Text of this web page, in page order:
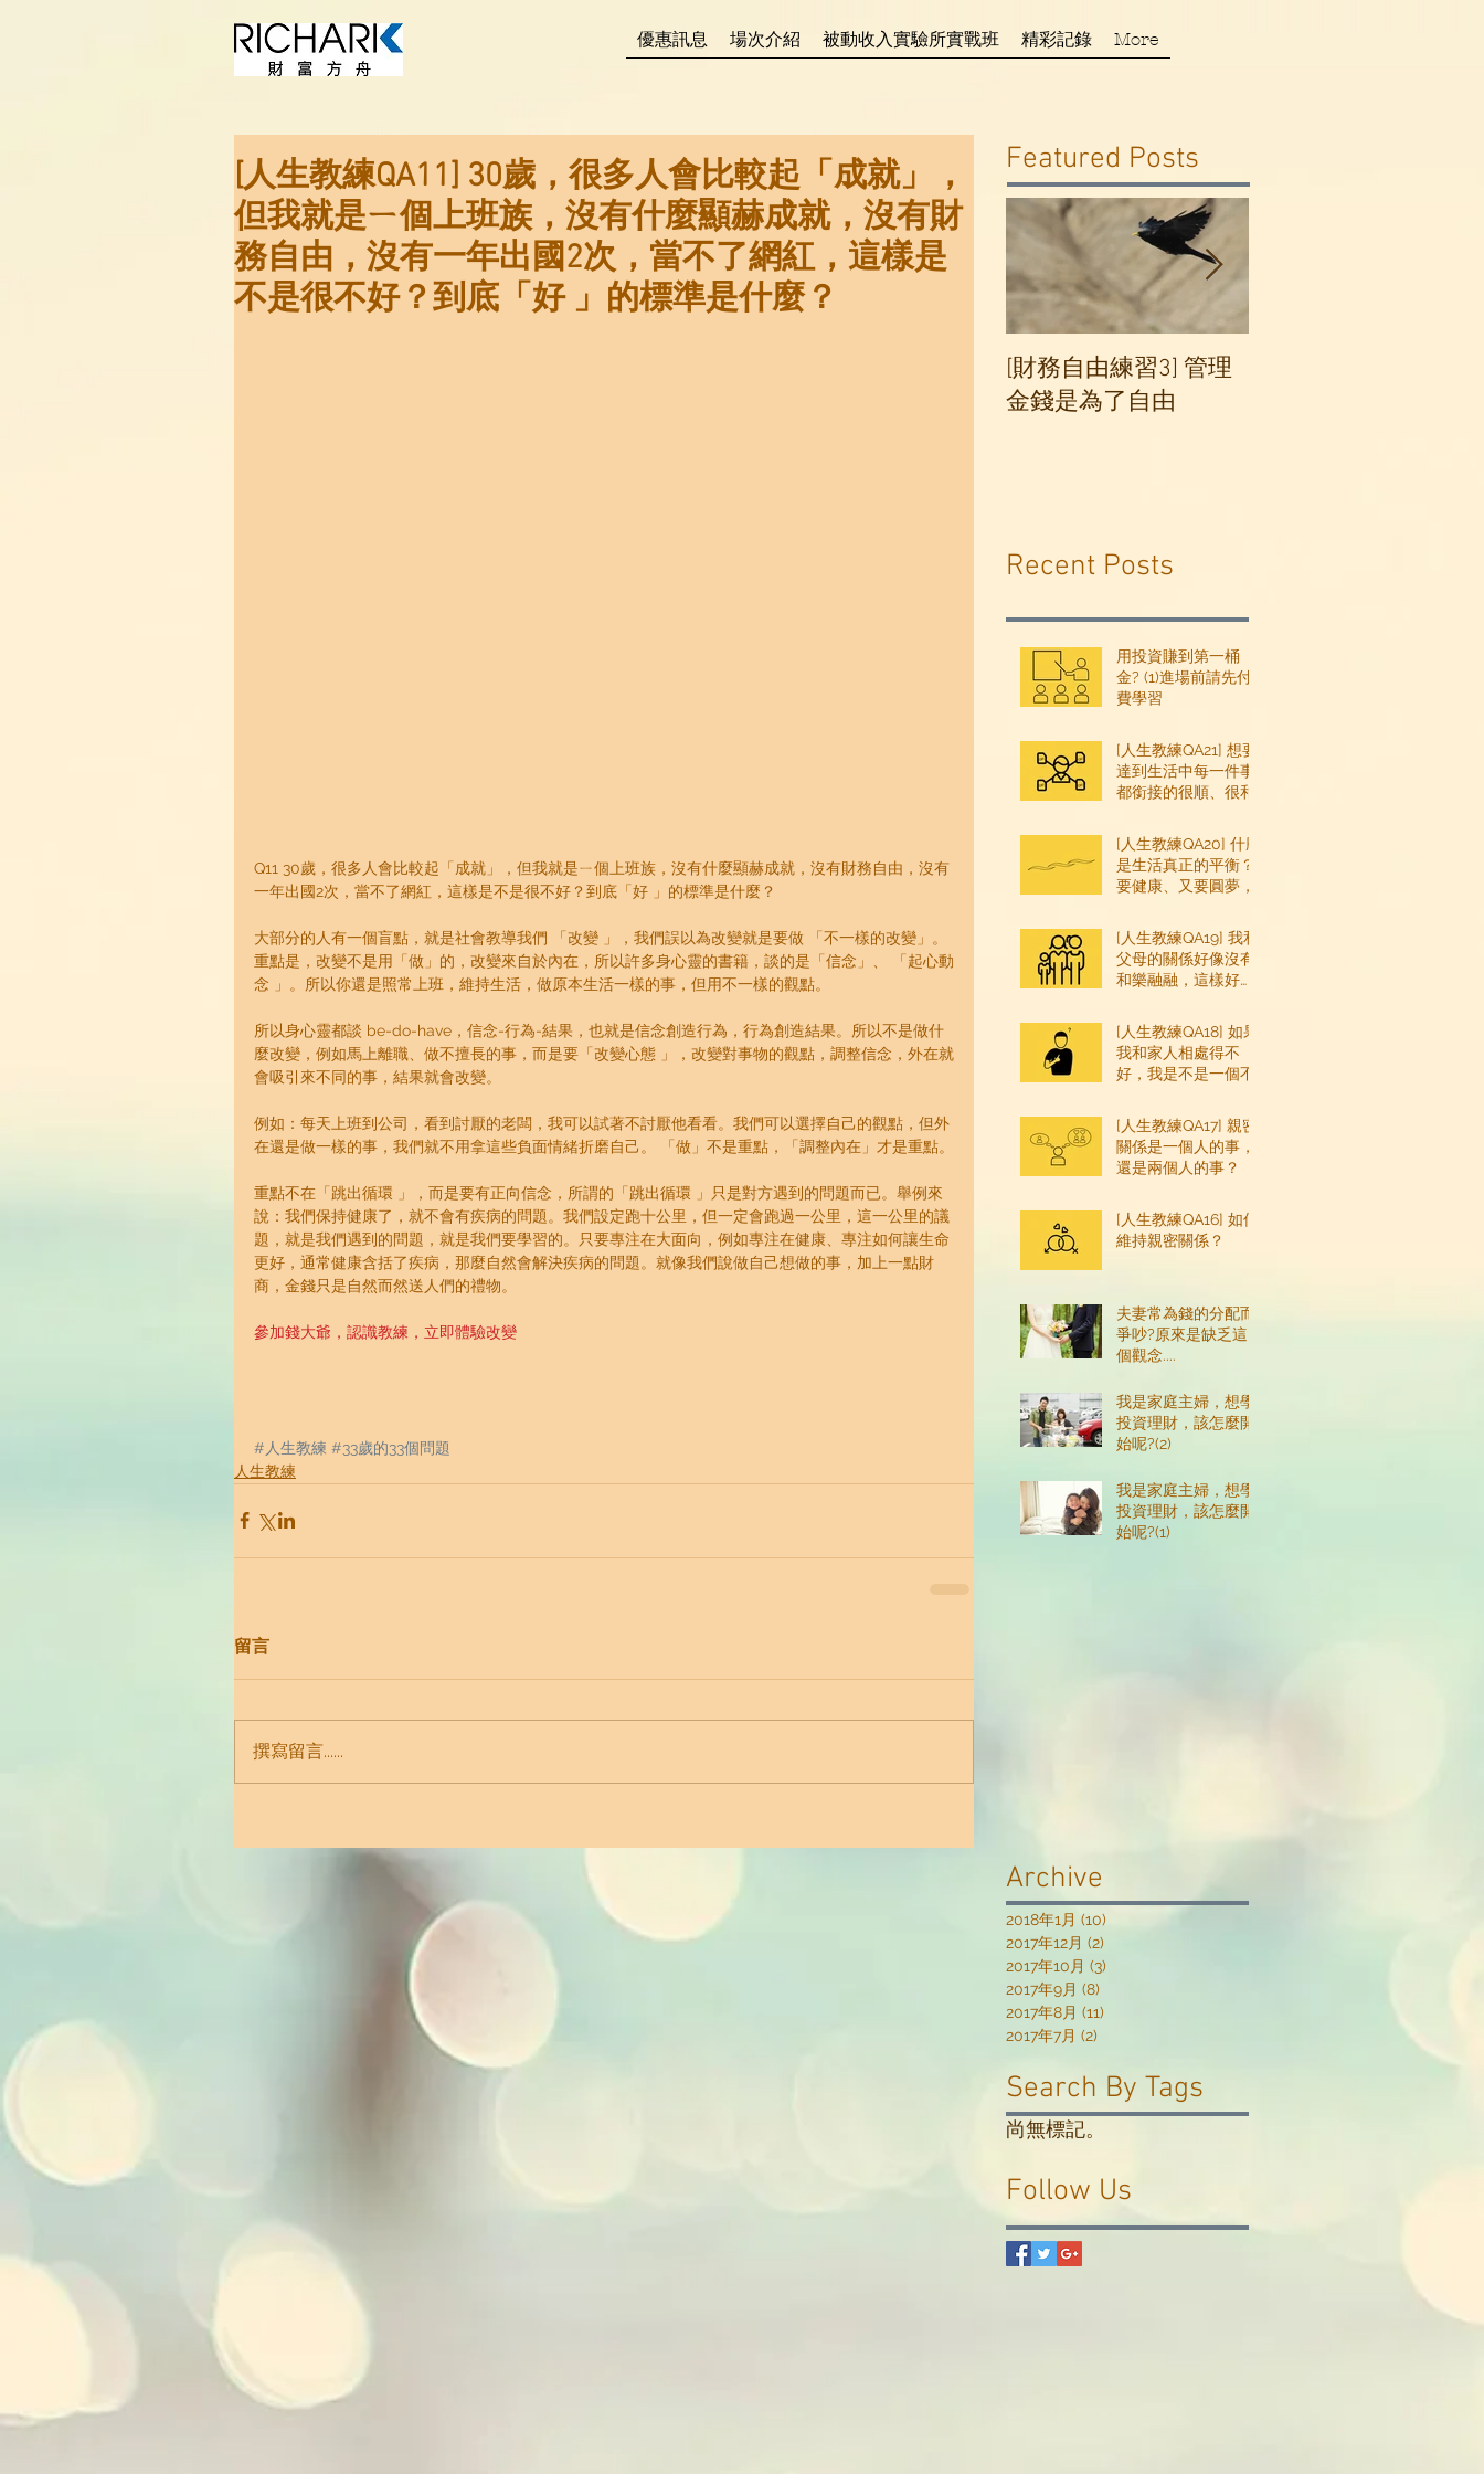
優惠訊息 場次介紹 被動收入實驗所實戰班 精彩記錄 More
[人生教練QA11] 30歲，很多人會比較起「成就」，
但我就是ㄧ個上班族，沒有什麼顯赫成就，沒有財
務自由，沒有一年出國2次，當不了網紅，這樣是
不是很不好？到底「好 」的標準是什麼？
Q11 30歲，很多人會比較起「成就」，但我就是ㄧ個上班族，沒有什麼顯赫成就，沒有財務自由，沒有
一年出國2次，當不了網紅，這樣是不是很不好？到底「好 」的標準是什麼？
大部分的人有一個盲點，就是社會教導我們 「改變 」，我們誤以為改變就是要做 「不一樣的改變」。
重點是，改變不是用「做」的，改變來自於內在，所以許多身心靈的書籍，談的是「信念」、 「起心動
念 」。所以你還是照常上班，維持生活，做原本生活一樣的事，但用不一樣的觀點。
所以身心靈都談 be-do-have，信念-行為-結果，也就是信念創造行為，行為創造結果。所以不是做什
麼改變，例如馬上離職、做不擅長的事，而是要「改變心態 」，改變對事物的觀點，調整信念，外在就
會吸引來不同的事，結果就會改變。
例如：每天上班到公司，看到討厭的老闆，我可以試著不討厭他看看。我們可以選擇自己的觀點，但外
在還是做一樣的事，我們就不用拿這些負面情緒折磨自己。 「做」不是重點，「調整內在」才是重點。
重點不在「跳出循環 」，而是要有正向信念，所謂的「跳出循環 」只是對方遇到的問題而已。舉例來
說：我們保持健康了，就不會有疾病的問題。我們設定跑十公里，但一定會跑過一公里，這一公里的議
題，就是我們遇到的問題，就是我們要學習的。只要專注在大面向，例如專注在健康、專注如何讓生命
更好，通常健康含括了疾病，那麼自然會解決疾病的問題。就像我們說做自己想做的事，加上一點財
商，金錢只是自然而然送人們的禮物。
參加錢大爺，認識教練，立即體驗改變
#人生教練 #33歲的33個問題
人生教練
留言
撰寫留言......
Featured Posts
[財務自由練習3] 管理
金錢是為了自由
Recent Posts
用投資賺到第一桶
金? (1)進場前請先付
費學習
[人生教練QA21] 想要
達到生活中每一件事
都銜接的很順、很和
嗎？
[人生教練QA20] 什麼
是生活真正的平衡？
要健康、又要圓夢，
感覺不夠用，怎麼平
衡？
[人生教練QA19] 我和
父母的關係好像沒有
和樂融融，這樣好
[人生教練QA18] 如果
我和家人相處得不
好，我是不是一個不
[人生教練QA17] 親密
關係是一個人的事，
還是兩個人的事？
[人生教練QA16] 如何
維持親密關係？
夫妻常為錢的分配而
爭吵?原來是缺乏這
個觀念....
我是家庭主婦，想學
投資理財，該怎麼開
始呢?(2)
我是家庭主婦，想學
投資理財，該怎麼開
始呢?(1)
Archive
2018年1月 (10)
2017年12月 (2)
2017年10月 (3)
2017年9月 (8)
2017年8月 (11)
2017年7月 (2)
Search By Tags
尚無標記。
Follow Us